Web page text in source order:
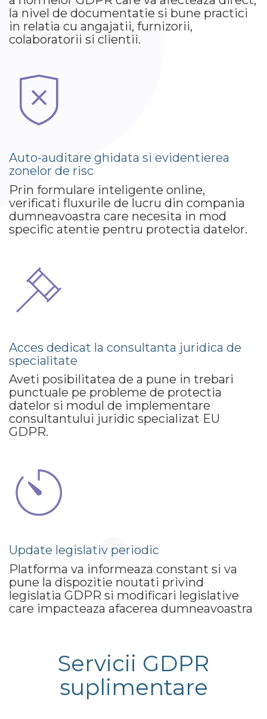
la nivel de documentatie si bune practici
in relatia cu angajatii, furnizorii,
colaboratorii si clientii.
Auto-auditare ghidata si evidentierea
zonelor de risc
Prin formulare inteligente online,
verificati fluxurile de lucru din compania
dumneavoastra care necesita in mod
specific atentie pentru protectia datelor.
Acces dedicat la consultanta juridica de
specialitate
Aveti posibilitatea de a pune in trebari
punctuale pe probleme de protectia
datelor si modul de implementare
consultantului juridic specializat EU
GDPR.
Update legislativ periodic
Platforma va informeaza constant si va
pune la dispozitie noutati privind
legislatia GDPR si modificari legislative
care impacteaza afacerea dumneavoastra
Servicii GDPR
suplimentare